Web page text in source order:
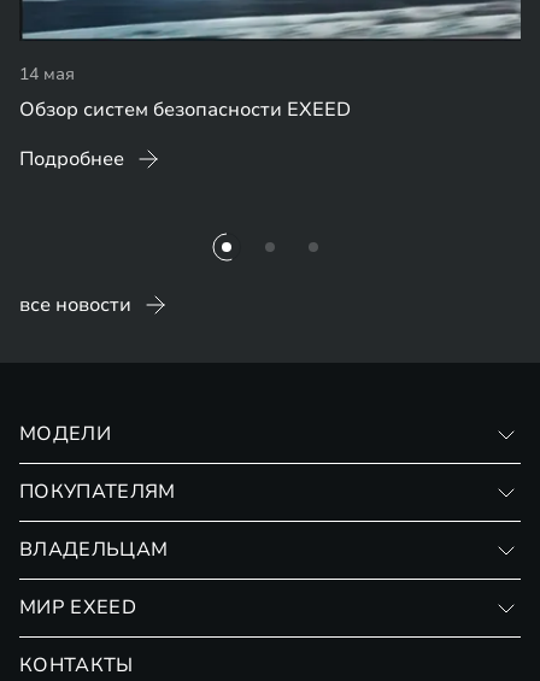
14 мая
Обзор систем безопасности EXEED
Подробнее
все новости
МОДЕЛИ
ПОКУПАТЕЛЯМ
Страхование
ВЛАДЕЛЬЦАМ
Сервис
МИР EXEED
КОНТАКТЫ